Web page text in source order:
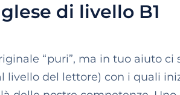
di livello B1
“puri”, ma in tuo aiuto ci
del lettore) con i quali